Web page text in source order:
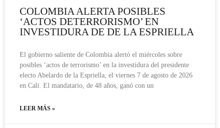
COLOMBIA ALERTA POSIBLES
‘ACTOS DETERRORISMO’ EN
INVESTIDURA DE DE LA ESPRIELLA
El gobierno saliente de Colombia alertó el miércoles sobre
posibles ‘actos de terrorismo’ en la investidura del presidente
electo Abelardo de la Espriella, el viernes 7 de agosto de 2026
en Cali. El mandatario, de 48 años, ganó con un
LEER MÁS »